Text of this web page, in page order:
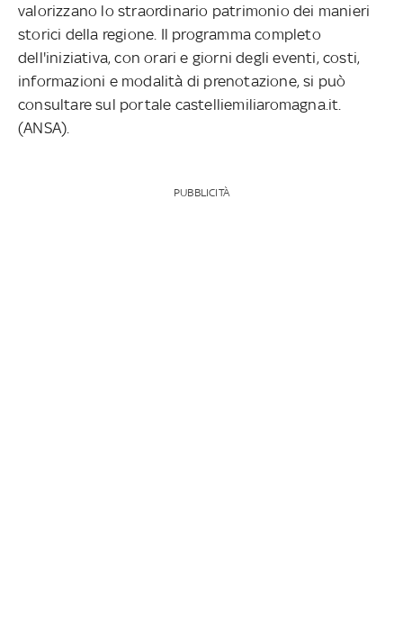
valorizzano lo straordinario patrimonio dei manieri
storici della regione. Il programma completo
dell'iniziativa, con orari e giorni degli eventi, costi,
informazioni e modalità di prenotazione, si può
consultare sul portale castelliemiliaromagna.it.
(ANSA).
PUBBLICITÀ